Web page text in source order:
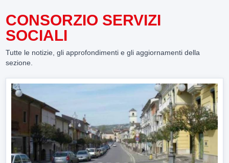
CONSORZIO SERVIZI
SOCIALI
Tutte le notizie, gli approfondimenti e gli aggiornamenti della
sezione.